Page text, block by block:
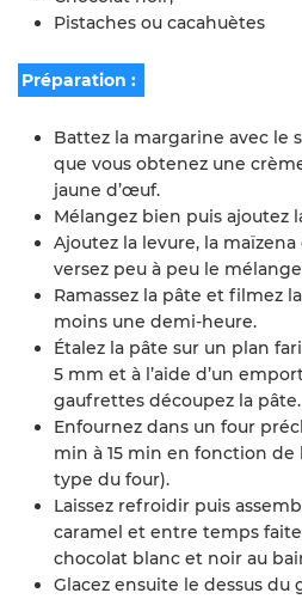
Pistaches ou cacahuètes
Préparation :
Battez la margarine avec le
que vous obtenez une
jaune d’œuf.
Mélangez bien puis ajoutez
Ajoutez la levure, la
versez peu à peu le
Ramassez la pâte et filmez
moins une demi-heure.
Étalez la pâte sur un plan
5 mm et à l’aide d’un
gaufrettes découpez la pâte.
Enfournez dans un four
min à 15 min en fonction de
type du four).
Laissez refroidir puis
caramel et entre temps
chocolat blanc et noir au
Glacez ensuite le dessus